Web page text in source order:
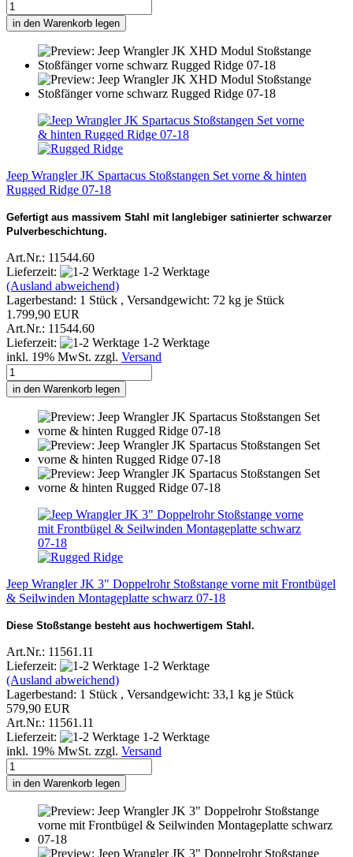
in den Warenkorb legen
Jeep Wrangler JK Spartacus Stoßstangen Set vorne & hinten
Rugged Ridge 07-18
Gefertigt aus massivem Stahl mit langlebiger satinierter schwarzer
Pulverbeschichtung.
Art.Nr.: 11544.60
Lieferzeit:
1-2 Werktage
(Ausland abweichend)
Lagerbestand: 1 Stück , Versandgewicht: 72 kg je Stück
1.799,90 EUR
Art.Nr.: 11544.60
Lieferzeit:
1-2 Werktage
inkl. 19% MwSt. zzgl. Versand
in den Warenkorb legen
Jeep Wrangler JK 3" Doppelrohr Stoßstange vorne mit Frontbügel
& Seilwinden Montageplatte schwarz 07-18
Diese Stoßstange besteht aus hochwertigem Stahl.
Art.Nr.: 11561.11
Lieferzeit:
1-2 Werktage
(Ausland abweichend)
Lagerbestand: 1 Stück , Versandgewicht: 33,1 kg je Stück
579,90 EUR
Art.Nr.: 11561.11
Lieferzeit:
1-2 Werktage
inkl. 19% MwSt. zzgl. Versand
in den Warenkorb legen